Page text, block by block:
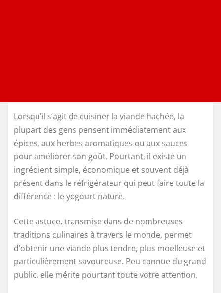
Lorsqu’il s’agit de cuisiner la viande hachée, la
plupart des gens pensent immédiatement aux
épices, aux herbes aromatiques ou aux sauces
pour améliorer son goût. Pourtant, il existe un
ingrédient simple, économique et souvent déjà
présent dans le réfrigérateur qui peut faire toute la
différence : le yogourt nature.
Cette astuce, transmise dans de nombreuses
traditions culinaires à travers le monde, permet
d’obtenir une viande plus tendre, plus moelleuse et
particulièrement savoureuse. Peu connue du grand
public, elle mérite pourtant toute votre attention.